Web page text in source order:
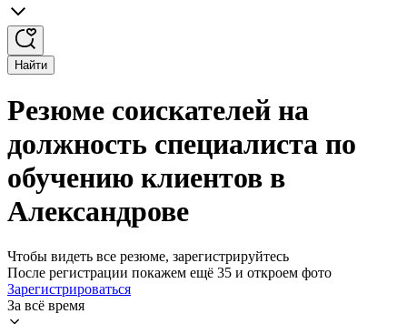
Найти
Резюме соискателей на
должность специалиста по
обучению клиентов в
Александрове
Чтобы видеть все резюме, зарегистрируйтесь
После регистрации покажем ещё 35 и откроем фото
Зарегистрироваться
За всё время